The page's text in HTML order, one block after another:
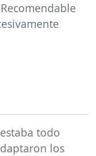
todo
los